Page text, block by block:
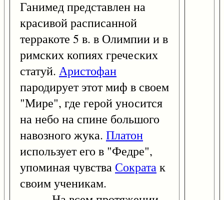
Ганимед представлен на
красивой расписанной
терракоте 5 в. в Олимпии и в
римских копиях греческих
статуй. Аристофан
пародирует этот миф в своем
"Мире", где герой уносится
на небо на спине большого
навозного жука. Платон
использует его в "Федре",
упоминая чувства Сократак
своим ученикам.